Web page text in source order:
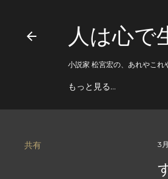
人は心で
小説家 松宮宏の、あれやこれ
もっと見る…
共有 3